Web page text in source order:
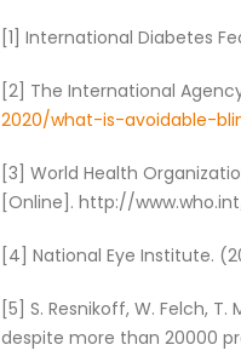
[1] International Diabetes
[2] The International
2020/what-is-avoidable-
[3] World Health
[Online]. http://
[4] National Eye Institute.
[5] S. Resnikoff, W. Felch,
despite more than 20000